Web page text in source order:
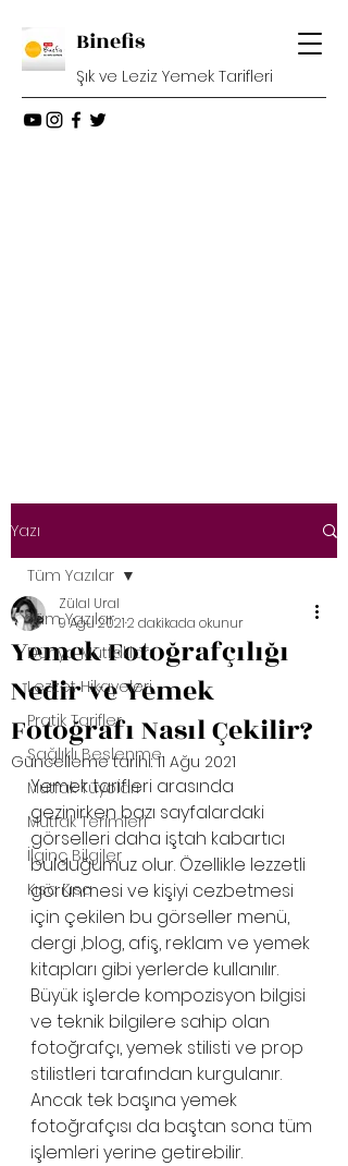
Binefis
Şık ve Leziz Yemek Tarifleri
Yazı
Tüm Yazılar
Dünya Mutfakları
Lezzet Hikayeleri
Pratik Tarifler
Sağlıklı Beslenme
Mutfak Tüyoları
Mutfak Terimleri
İlginç Bilgiler
Kısa Kısa
Tüm Yazılar
Yemek Fotoğrafçılığı
Nedir ve Yemek
Fotoğrafı Nasıl Çekilir?
Zülal Ural
9 Ağu 20212 dakikada okunur
Güncelleme tarihi:11 Ağu 2021
Yemek tarifleri arasında
gezinirken bazı sayfalardaki
görselleri daha iştah kabartıcı
bulduğumuz olur. Özellikle lezzetli
görünmesi ve kişiyi cezbetmesi
için çekilen bu görseller menü,
dergi ,blog, afiş, reklam ve yemek
kitapları gibi yerlerde kullanılır.
Büyük işlerde kompozisyon bilgisi
ve teknik bilgilere sahip olan
fotoğrafçı, yemek stilisti ve prop
stilistleri tarafından kurgulanır.
Ancak tek başına yemek
fotoğrafçısı da baştan sona tüm
işlemleri yerine getirebilir.